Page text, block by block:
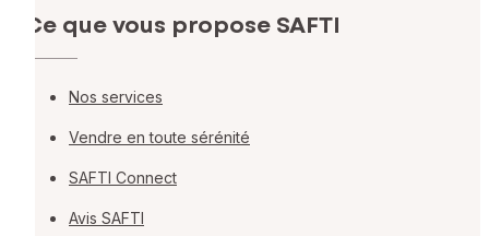
Ce que vous propose SAFTI
Nos services
Vendre en toute sérénité
SAFTI Connect
Avis SAFTI